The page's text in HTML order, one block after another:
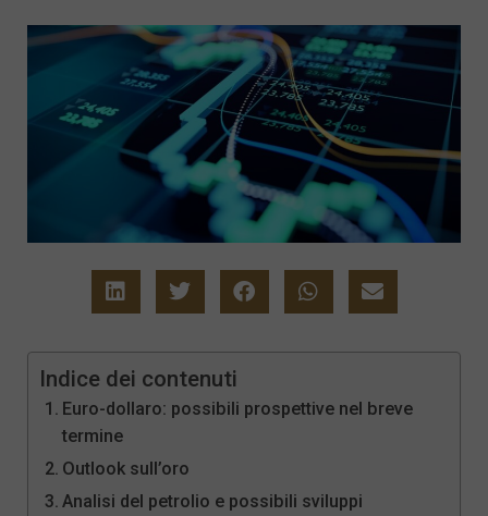
Indice dei contenuti
Euro-dollaro: possibili prospettive nel breve
termine
Outlook sull’oro
Analisi del petrolio e possibili sviluppi